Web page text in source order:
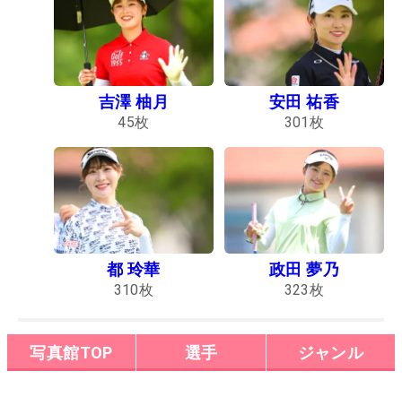
吉澤 柚月
45枚
安田 祐香
301 枚
都 玲華
310枚
政田 夢乃
323枚
写真館TOP 選手 ジャンル